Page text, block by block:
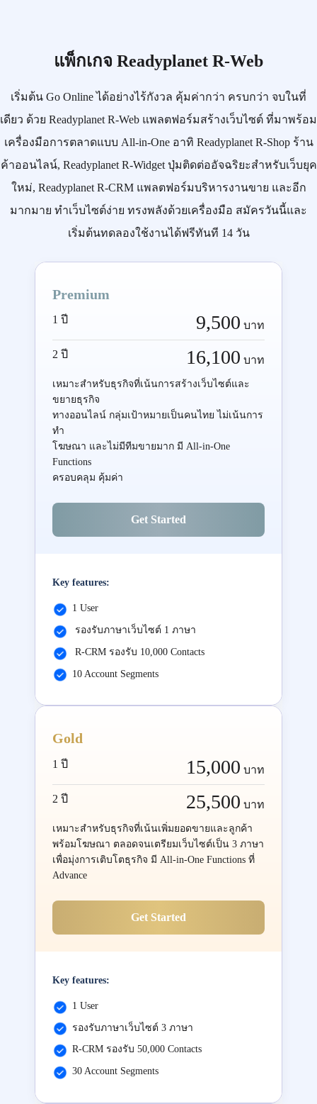
แพ็กเกจ Readyplanet R-Web
เริ่มต้น Go Onlineได้อย่างไร้กังวล คุ้มค่ากว่า ครบกว่า จบในที่
เดียว ด้วย Readyplanet R-Web แพลตฟอร์มสร้างเว็บไซต์ ที่มาพร้อม
เครื่องมือการตลาดแบบ All-in-Oneอาทิ Readyplanet R-Shopร้าน
ค้าออนไลน์, Readyplanet R-Widgetปุ่มติดต่ออัจฉริยะสำหรับเว็บยุค
ใหม่, Readyplanet R-CRMแพลตฟอร์มบริหารงานขาย และอีก
มากมาย ทำเว็บไซต์ง่าย ทรงพลังด้วยเครื่องมือ สมัครวันนี้และ
เริ่มต้นทดลองใช้งานได้ฟรีทันที 14 วัน
Premium
1 ปี 9,500 บาท
2 ปี 16,100 บาท
เหมาะสำหรับธุรกิจที่เน้นการสร้างเว็บไซต์และ
ขยายธุรกิจ
ทางออนไลน์ กลุ่มเป้าหมายเป็นคนไทย ไม่เน้นการ
ทำ
โฆษณา และไม่มีทีมขายมาก มี All-in-One
Functions
ครอบคลุม คุ้มค่า
Get Started
Key features:
1 User
รองรับภาษาเว็บไซต์ 1 ภาษา
R-CRM รองรับ 10,000 Contacts
10 Account Segments
Gold
1 ปี 15,000 บาท
2 ปี 25,500 บาท
เหมาะสำหรับธุรกิจที่เน้นเพิ่มยอดขายและลูกค้า
พร้อมโฆษณา ตลอดจนเตรียมเว็บไซต์เป็น 3 ภาษา
เพื่อมุ่งการเติบโตธุรกิจ มี All-in-One Functions ที่
Advance
Get Started
Key features:
1 User
รองรับภาษาเว็บไซต์ 3 ภาษา
R-CRM รองรับ 50,000 Contacts
30 Account Segments